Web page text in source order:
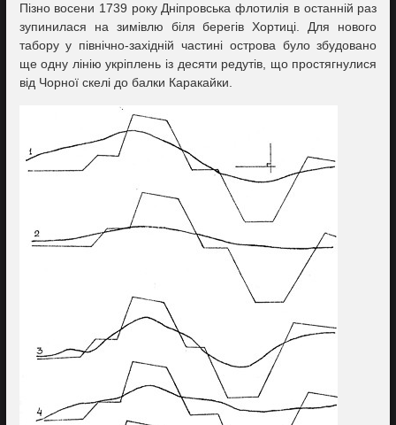
Пізно восени 1739 року Дніпровська флотилія в останній раз
зупинилася на зимівлю біля берегів Хортиці. Для нового
табору у північно-західній частині острова було збудовано
ще одну лінію укріплень із десяти редутів, що простягнулися
від Чорної скелі до балки Каракайки.